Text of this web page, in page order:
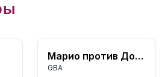
Марио против Донки Конга
GBA